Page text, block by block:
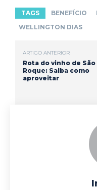
TAGS BENEFÍCIO
WELLINGTON DIAS
ARTIGO ANTERIOR
Rota do vinho de São
Roque: Saiba como
aproveitar